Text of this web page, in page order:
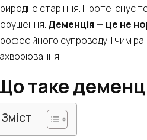
старіння. Проте існує
Деменція — це не
супроводу. І чим
таке
Зміст